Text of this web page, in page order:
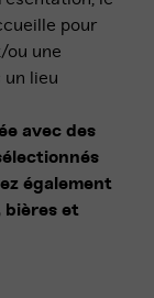
pour
une
un lieu
avec des
également
bières et